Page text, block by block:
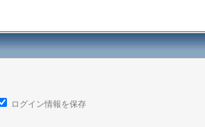
ログイン情報を保存